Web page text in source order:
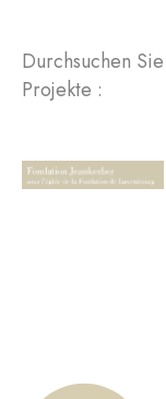
Durchsuchen
Projekte :